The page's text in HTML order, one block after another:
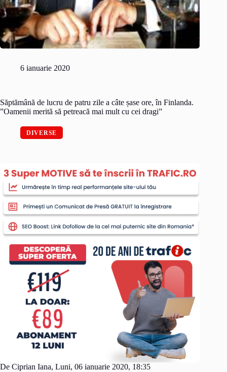
6 ianuarie 2020
Săptămână de lucru de patru zile a câte șase ore, în Finlanda.
”Oamenii merită să petreacă mai mult cu cei dragi”
DIVERSE
De Ciprian Iana, Luni, 06 ianuarie 2020, 18:35